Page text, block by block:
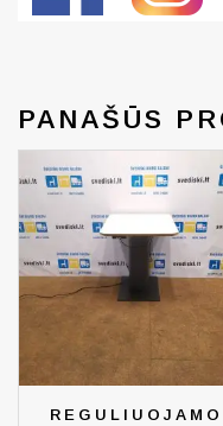
PANAŠŪS
REGULIUOJAMO